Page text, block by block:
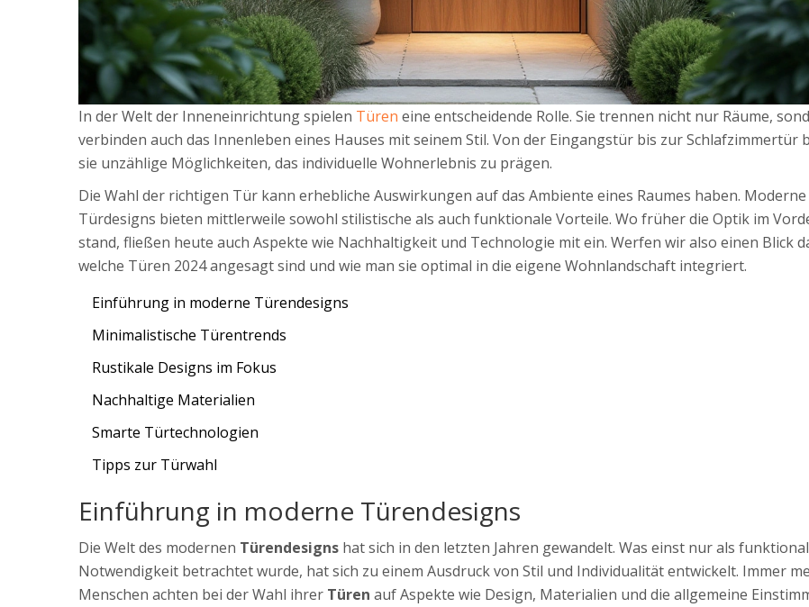
In der Welt der Inneneinrichtung spielen Türen eine entscheidende Rolle. Sie trennen nicht nur Räume,
verbinden auch das Innenleben eines Hauses mit seinem Stil. Von der Eingangstür bis zur Schlafzimmertür
sie unzählige Möglichkeiten, das individuelle Wohnerlebnis zu prägen.
Die Wahl der richtigen Tür kann erhebliche Auswirkungen auf das Ambiente eines Raumes haben. Moderne
Türdesigns bieten mittlerweile sowohl stilistische als auch funktionale Vorteile. Wo früher die Optik im
stand, fließen heute auch Aspekte wie Nachhaltigkeit und Technologie mit ein. Werfen wir also einen Blick
welche Türen 2024 angesagt sind und wie man sie optimal in die eigene Wohnlandschaft integriert.
Einführung in moderne Türendesigns
Minimalistische Türentrends
Rustikale Designs im Fokus
Nachhaltige Materialien
Smarte Türtechnologien
Tipps zur Türwahl
Einführung in moderne Türendesigns
Die Welt des modernen Türendesigns hat sich in den letzten Jahren gewandelt. Was einst nur als
Notwendigkeit betrachtet wurde, hat sich zu einem Ausdruck von Stil und Individualität entwickelt. Immer
Menschen achten bei der Wahl ihrer Türen auf Aspekte wie Design, Materialien und die allgemeine